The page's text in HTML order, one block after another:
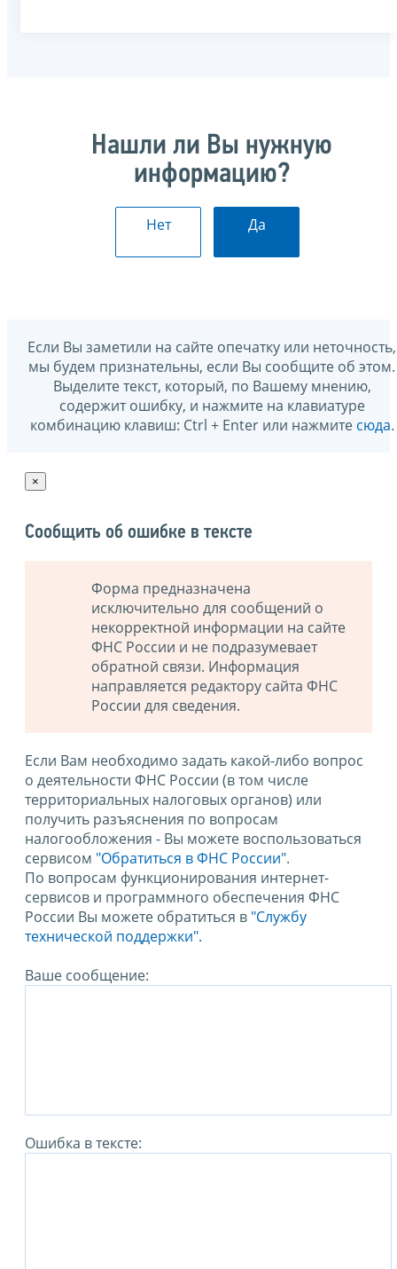
Нашли ли Вы нужную
информацию?
Нет Да
Если Вы заметили на сайте опечатку или неточность,
мы будем признательны, если Вы сообщите об этом.
Выделите текст, который, по Вашему мнению,
содержит ошибку, и нажмите на клавиатуре
комбинацию клавиш: Ctrl + Enter или нажмите сюда.
×
Сообщить об ошибке в тексте
Форма предназначена
исключительно для сообщений о
некорректной информации на сайте
ФНС России и не подразумевает
обратной связи. Информация
направляется редактору сайта ФНС
России для сведения.
Если Вам необходимо задать какой-либо вопрос
о деятельности ФНС России (в том числе
территориальных налоговых органов) или
получить разъяснения по вопросам
налогообложения - Вы можете воспользоваться
сервисом "Обратиться в ФНС России".
По вопросам функционирования интернет-
сервисов и программного обеспечения ФНС
России Вы можете обратиться в "Службу
технической поддержки".
Ваше сообщение:
Ошибка в тексте: